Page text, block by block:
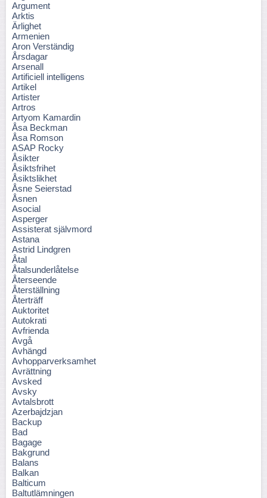
Argument
Arktis
Ärlighet
Armenien
Aron Verständig
Årsdagar
Arsenall
Artificiell intelligens
Artikel
Artister
Artros
Artyom Kamardin
Åsa Beckman
Åsa Romson
ASAP Rocky
Åsikter
Åsiktsfrihet
Åsiktslikhet
Åsne Seierstad
Åsnen
Asocial
Asperger
Assisterat självmord
Astana
Astrid Lindgren
Åtal
Åtalsunderlåtelse
Återseende
Återställning
Återträff
Auktoritet
Autokrati
Avfrienda
Avgå
Avhängd
Avhopparverksamhet
Avrättning
Avsked
Avsky
Avtalsbrott
Azerbajdzjan
Backup
Bad
Bagage
Bakgrund
Balans
Balkan
Balticum
Baltutlämningen